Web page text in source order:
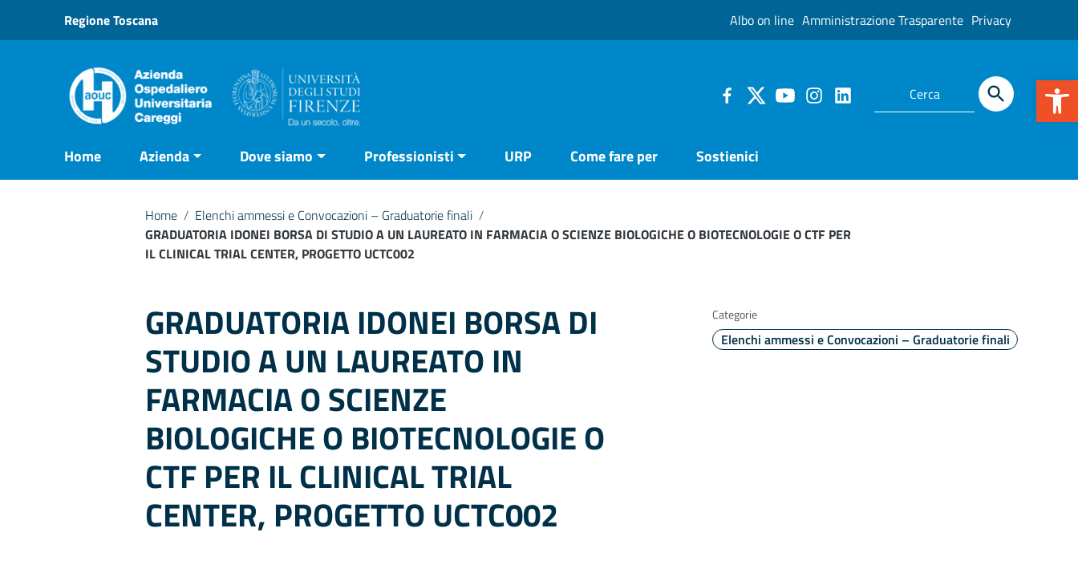
Vai ai contenuti
Vai al menu di navigazione
Regione Toscana Albo on line Amministrazione Trasparente Privacy
Home Azienda Dove siamo Professionisti URP Come fare per Sostienici
Home / Elenchi ammessi e Convocazioni – Graduatorie finali /
GRADUATORIA IDONEI BORSA DI STUDIO A UN LAUREATO IN FARMACIA O SCIENZE BIOLOGICHE O BIOTECNOLOGIE O CTF PER
IL CLINICAL TRIAL CENTER, PROGETTO UCTC002
GRADUATORIA IDONEI BORSA DI
STUDIO A UN LAUREATO IN
FARMACIA O SCIENZE
BIOLOGICHE O BIOTECNOLOGIE O
CTF PER IL CLINICAL TRIAL
CENTER, PROGETTO UCTC002
Categorie
Elenchi ammessi e Convocazioni – Graduatorie finali